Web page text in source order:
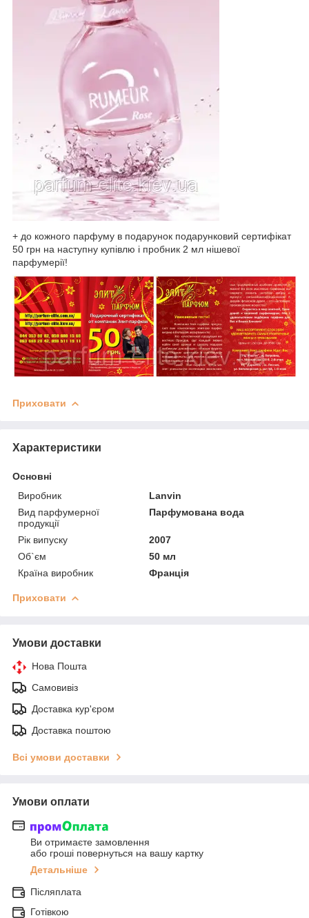
+ до кожного парфуму в подарунок подарунковий сертифікат
50 грн на наступну купівлю і пробник 2 мл нішевої
парфумерії!
Приховати
Характеристики
Основні
Виробник
Lanvin
Вид парфумерної
продукції
Парфумована вода
Рік випуску
2007
Об`єм
50 мл
Країна виробник
Франція
Приховати
Умови доставки
Нова Пошта
Самовивіз
Доставка кур'єром
Доставка поштою
Всі умови доставки
Умови оплати
Ви отримаєте замовлення
або гроші повернуться на вашу картку
Детальніше
Післяплата
Готівкою